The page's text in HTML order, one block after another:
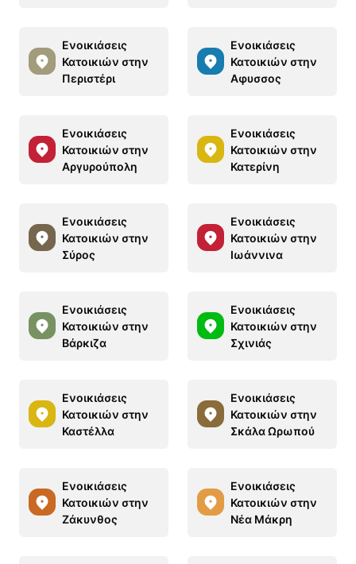
Ενοικιάσεις
Κατοικιών στην
Περιστέρι
Ενοικιάσεις
Κατοικιών στην
Αφυσσος
Ενοικιάσεις
Κατοικιών στην
Αργυρούπολη
Ενοικιάσεις
Κατοικιών στην
Κατερίνη
Ενοικιάσεις
Κατοικιών στην
Σύρος
Ενοικιάσεις
Κατοικιών στην
Ιωάννινα
Ενοικιάσεις
Κατοικιών στην
Βάρκιζα
Ενοικιάσεις
Κατοικιών στην
Σχινιάς
Ενοικιάσεις
Κατοικιών στην
Καστέλλα
Ενοικιάσεις
Κατοικιών στην
Σκάλα Ωρωπού
Ενοικιάσεις
Κατοικιών στην
Ζάκυνθος
Ενοικιάσεις
Κατοικιών στην
Νέα Μάκρη